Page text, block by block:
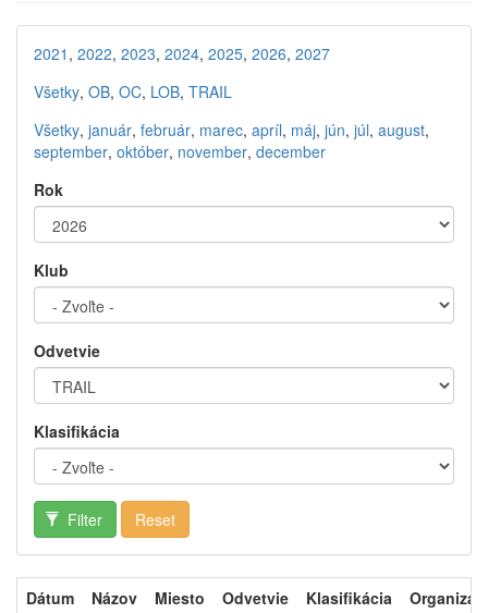
2021 , 2022, 2023, 2024, 2025, 2026, 2027
Všetky, OB, OC, LOB, TRAIL
Všetky, január, február, marec, apríl, máj, jún, júl, august,
september, október, november, december
Rok
Klub
Odvetvie
Klasifikácia
Filter Reset
Dátum Názov Miesto Odvetvie Klasifikácia